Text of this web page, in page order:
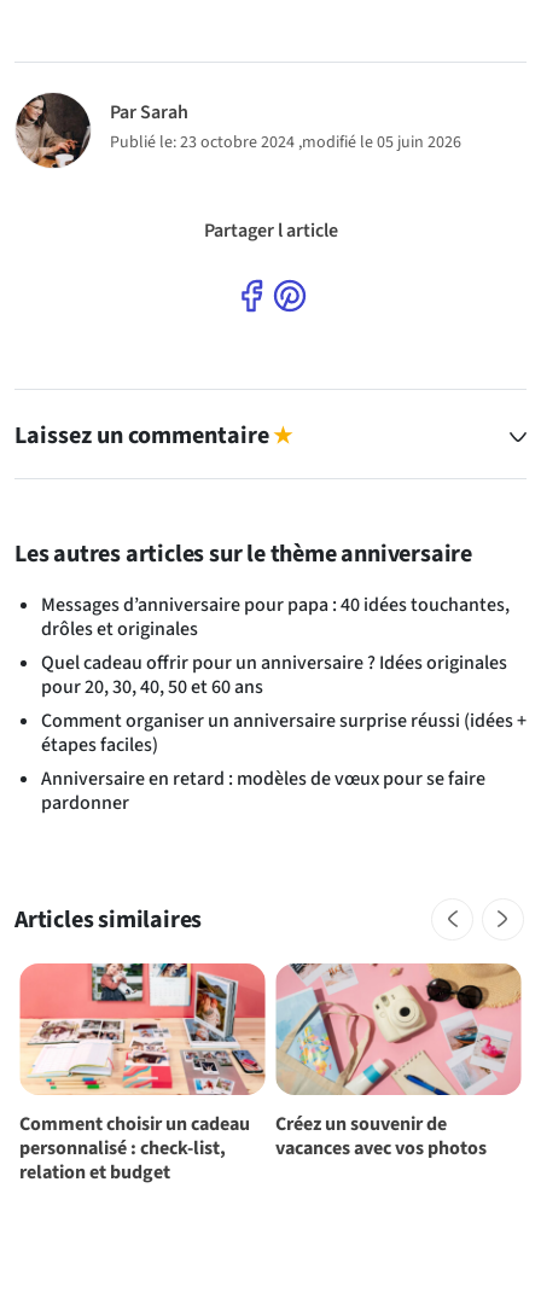
Par Sarah
Publié le:23 octobre 2024 ,modifié le 05 juin 2026
Partager l article
Laissez un commentaire★
Les autres articles sur le thème anniversaire
Messages d’anniversaire pour papa : 40 idées touchantes,
drôles et originales
Quel cadeau offrir pour un anniversaire ? Idées originales
pour 20, 30, 40, 50 et 60 ans
Comment organiser un anniversaire surprise réussi (idées +
étapes faciles)
Anniversaire en retard : modèles de vœux pour se faire
pardonner
Articles similaires
Comment choisir un cadeau
personnalisé : check-list,
relation et budget
Créez un souvenir de
vacances avec vos photos